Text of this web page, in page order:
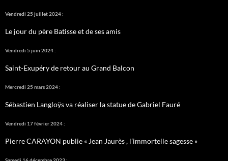
Vendredi 25 juillet 2024 :
Le jour du père Batisse et de ses amis
Vendredi 5 juin 2024 :
Saint-Exupéry de retour au Grand Balcon
Mercredi 25 mars 2024 :
Sébastien Langloÿs va réaliser la statue de Gabriel Fauré
Vendredi 17 février 2024 :
Pierre CARAYON publie « Jean Jaurès , l’immortelle sagesse »